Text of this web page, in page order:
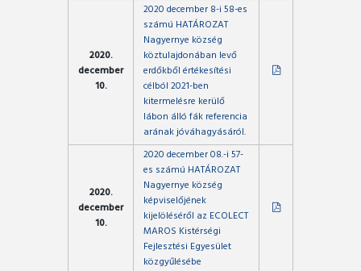
2020.
december
10.
2020 december 8-i 58-es
számú HATÁROZAT
Nagyernye község
köztulajdonában levő
erdőkből értékesítési
célból 2021-ben
kitermelésre kerülő
lábon álló fák referencia
arának jóváhagyásáról.
2020.
december
10.
2020 december 08.-i 57-
es számú HATÁROZAT
Nagyernye község
képviselőjének
kijelöléséről az ECOLECT
MAROS Kistérségi
Fejlesztési Egyesület
közgyűlésébe